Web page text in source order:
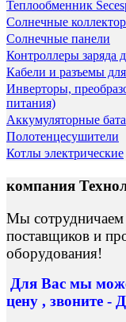
Теплообменник
Солнечные
Солнечные панели
Контроллеры заряда
Кабели и разъемы
Инверторы,
питания)
Аккумуляторные
Полотенцесушители
Котлы электрические
компания
Мы сотрудничаем
поставщиков и
оборудования!
Для Вас мы
цену ,